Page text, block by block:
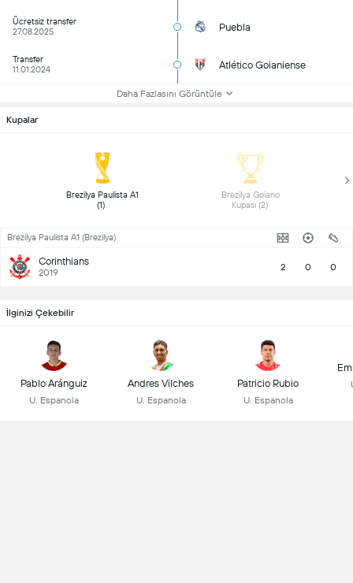
Ücretsiz transfer
27.08.2025
Puebla
Transfer
11.01.2024
Atlético Goianiense
Daha Fazlasını Görüntüle
Kupalar
Brezilya Paulista A1
Brezilya Goiano
Kupası (2)
Brezilya Paulista A1 (Brezilya)
Corinthians
2019 2 0 0
İlginizi Çekebilir
Pablo Aránguiz
U. Espanola
Andres Vilches
U. Espanola
Patricio Rubio
U. Espanola